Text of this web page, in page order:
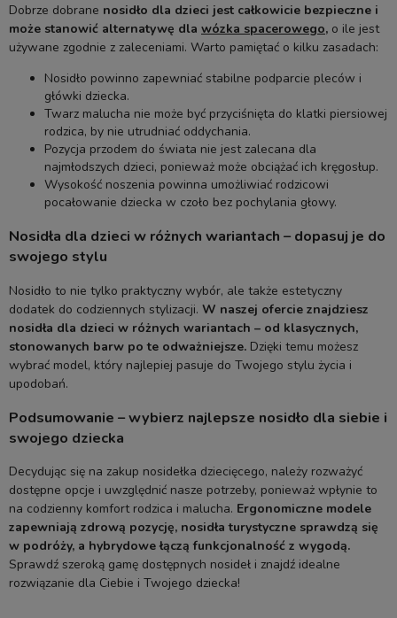
Dobrze dobrane nosidło dla dzieci jest całkowicie bezpieczne i
może stanowić alternatywę dla wózka spacerowego, o ile jest
używane zgodnie z zaleceniami. Warto pamiętać o kilku zasadach:
Nosidło powinno zapewniać stabilne podparcie pleców i
główki dziecka.
Twarz malucha nie może być przyciśnięta do klatki piersiowej
rodzica, by nie utrudniać oddychania.
Pozycja przodem do świata nie jest zalecana dla
najmłodszych dzieci, ponieważ może obciążać ich kręgosłup.
Wysokość noszenia powinna umożliwiać rodzicowi
pocałowanie dziecka w czoło bez pochylania głowy.
Nosidła dla dzieci w różnych wariantach – dopasuj je do
swojego stylu
Nosidło to nie tylko praktyczny wybór, ale także estetyczny
dodatek do codziennych stylizacji. W naszej ofercie znajdziesz
nosidła dla dzieci w różnych wariantach – od klasycznych,
stonowanych barw po te odważniejsze. Dzięki temu możesz
wybrać model, który najlepiej pasuje do Twojego stylu życia i
upodobań.
Podsumowanie – wybierz najlepsze nosidło dla siebie i
swojego dziecka
Decydując się na zakup nosidełka dziecięcego, należy rozważyć
dostępne opcje i uwzględnić nasze potrzeby, ponieważ wpłynie to
na codzienny komfort rodzica i malucha. Ergonomiczne modele
zapewniają zdrową pozycję, nosidła turystyczne sprawdzą się
w podróży, a hybrydowe łączą funkcjonalność z wygodą.
Sprawdź szeroką gamę dostępnych nosideł i znajdź idealne
rozwiązanie dla Ciebie i Twojego dziecka!